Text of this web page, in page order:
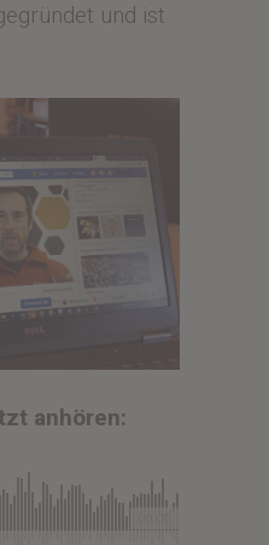
und ist
anhören: